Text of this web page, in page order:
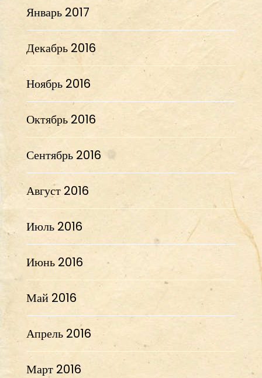
Январь 2017
Декабрь 2016
Ноябрь 2016
Октябрь 2016
Сентябрь 2016
Август 2016
Июль 2016
Июнь 2016
Май 2016
Апрель 2016
Март 2016